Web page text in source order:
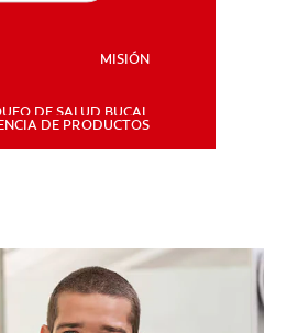
PARA PROFESIONALES
MISIÓN
DE SALUD BUCAL
DE PRODUCTOS